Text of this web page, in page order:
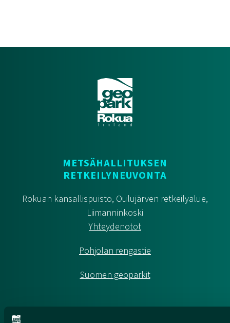
METSÄHALLITUKSEN
RETKEILYNEUVONTA
Rokuan kansallispuisto, Oulujärven retkeilyalue,
Liimanninkoski
Yhteydenotot
Pohjolan rengastie
Suomen geoparkit